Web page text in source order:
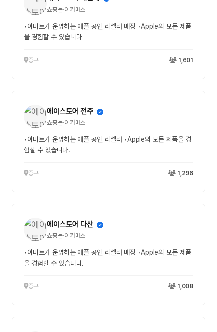
쇼핑몰·이커머스
•이마트가 운영하는 애플 공인 리셀러 매장 •Apple의 모든 제품
을 경험할 수 있습니다
중구 1,601
에이스토어 전주
쇼핑몰·이커머스
•이마트가 운영하는 애플 공인 리셀러 •Apple의 모든 제품을 경
험할 수 있습니다.
중구 1,296
에이스토어 다산
쇼핑몰·이커머스
•이마트가 운영하는 애플 공인 리셀러 매장 •Apple의 모든 제품
을 경험할 수 있습니다.
중구 1,008